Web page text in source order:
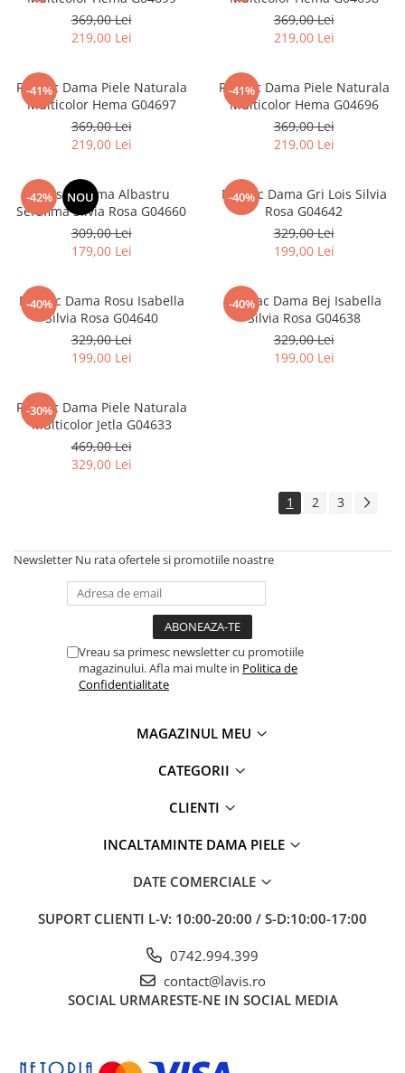
369,00 Lei
219,00 Lei
369,00 Lei
219,00 Lei
-41%
Rucsac Dama Piele Naturala
Multicolor Hema G04697
369,00 Lei
219,00 Lei
-41%
Rucsac Dama Piele Naturala
Multicolor Hema G04696
369,00 Lei
219,00 Lei
-42% NOU
Rucsac Dama Albastru
Serafima Silvia Rosa G04660
309,00 Lei
179,00 Lei
-40%
Rucsac Dama Gri Lois Silvia
Rosa G04642
329,00 Lei
199,00 Lei
-40%
Rucsac Dama Rosu Isabella
Silvia Rosa G04640
329,00 Lei
199,00 Lei
-40%
Rucsac Dama Bej Isabella
Silvia Rosa G04638
329,00 Lei
199,00 Lei
-30%
Rucsac Dama Piele Naturala
Multicolor Jetla G04633
469,00 Lei
329,00 Lei
1 2 3
Newsletter Nu rata ofertele si promotiile noastre
Vreau sa primesc newsletter cu promotiile
magazinului. Afla mai multe in Politica de
Confidentialitate
MAGAZINUL MEU
CATEGORII
CLIENTI
INCALTAMINTE DAMA PIELE
DATE COMERCIALE
SUPORT CLIENTI L-V: 10:00-20:00 / S-D:10:00-17:00
0742.994.399
contact@lavis.ro
SOCIAL URMARESTE-NE IN SOCIAL MEDIA